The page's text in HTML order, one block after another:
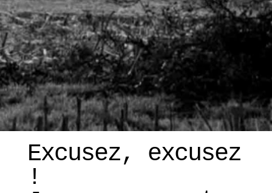
Excusez, excusez
!